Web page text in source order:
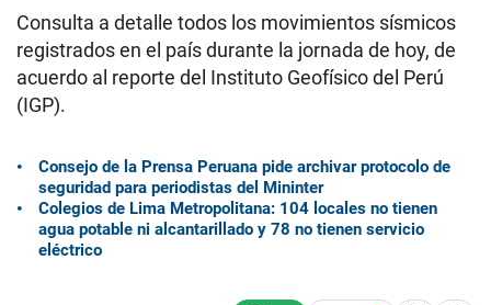
Consulta a detalle todos los movimientos sísmicos
registrados en el país durante la jornada de hoy, de
acuerdo al reporte del Instituto Geofísico del Perú
(IGP).
Consejo de la Prensa Peruana pide archivar protocolo de
seguridad para periodistas del Mininter
Colegios de Lima Metropolitana: 104 locales no tienen
agua potable ni alcantarillado y 78 no tienen servicio
eléctrico